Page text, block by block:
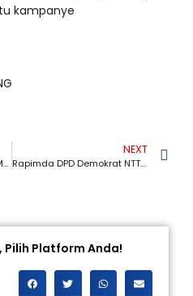
kampanye
Winston Rondo : Generasi Muda Harus Dipersiapkan Untuk Merawat Toleransi
NEXT
Rapimda DPD Demokrat NTT Besok Sebagai Konsolidasi Untuk Memenangkan Pilkada 2024
Pilih Platform Anda!